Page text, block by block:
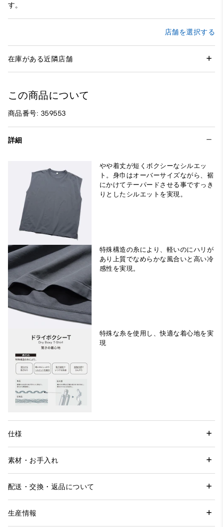
す。
店舗を選択する
在庫がある近隣店舗
この商品について
商品番号: 359553
詳細
やや着丈が短くボクシーなシルエッ
ト。身巾はオーバーサイズながら、裾
にかけてテーパードさせる事ですっき
りとしたシルエットを実現。
特殊構造の糸により、軽いのにハリが
あり上質でなめらかな風合いと高い冷
感性を実現。
特殊な糸を使用し、快適な着心地を実
現
仕様
素材・お手入れ
配送・交換・返品について
生産情報